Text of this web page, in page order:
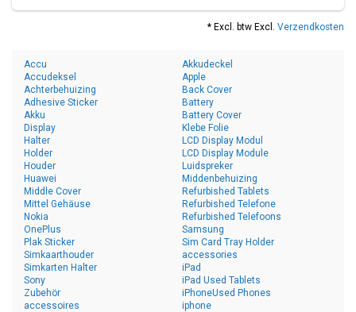
* Excl. btw Excl. Verzendkosten
Accu
Accudeksel
Achterbehuizing
Adhesive Sticker
Akku
Akkudeckel
Apple
Back Cover
Battery
Battery Cover
Display
Halter
Holder
Houder
Huawei
Klebe Folie
LCD Display Modul
LCD Display Module
Luidspreker
Middenbehuizing
Middle Cover
Mittel Gehäuse
Nokia
OnePlus
Plak Sticker
Refurbished Tablets
Refurbished Telefone
Refurbished Telefoons
Samsung
Sim Card Tray Holder
Simkaarthouder
Simkarten Halter
Sony
Zubehör
accessoires
accessories
iPad
iPad Used Tablets
iPhoneUsed Phones
iphone